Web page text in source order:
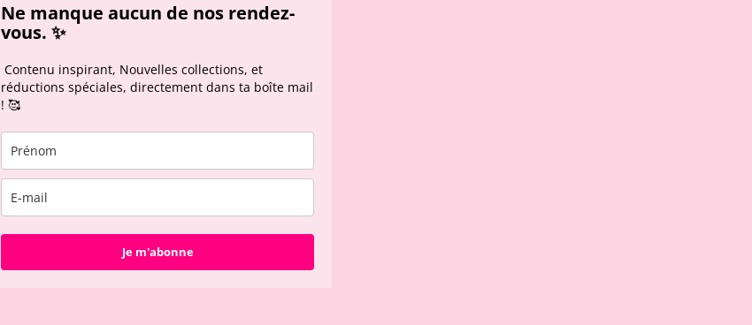
Ne manque aucun de nos rendez-
vous. ✨
Contenu inspirant, Nouvelles collections, et
réductions spéciales, directement dans ta boîte mail
! 🥰
Je m'abonne